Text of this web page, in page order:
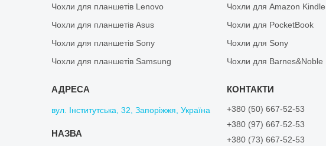
Чохли для планшетів Lenovo
Чохли для планшетів Asus
Чохли для планшетів Sony
Чохли для планшетів Samsung
Чохли для Amazon Kindle
Чохли для PocketBook
Чохли для Sony
Чохли для Barnes&Noble
вул. Інститутська, 32, Запоріжжя, Україна
+380 (50) 667-52-53
+380 (97) 667-52-53
+380 (73) 667-52-53